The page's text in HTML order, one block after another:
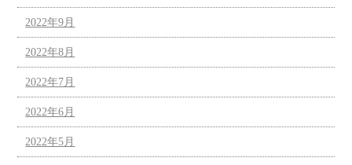
2022年9月
2022年8月
2022年7月
2022年6月
2022年5月